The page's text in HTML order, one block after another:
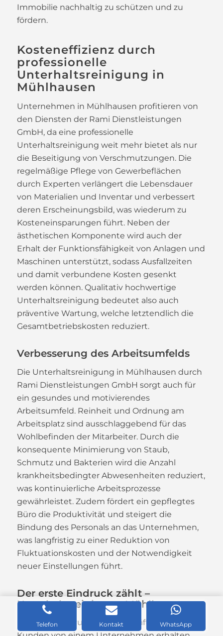
Immobilie nachhaltig zu schützen und zu
fördern.
Kosteneffizienz durch
professionelle
Unterhaltsreinigung in
Mühlhausen
Unternehmen in Mühlhausen profitieren von
den Diensten der Rami Dienstleistungen
GmbH, da eine professionelle
Unterhaltsreinigung weit mehr bietet als nur
die Beseitigung von Verschmutzungen. Die
regelmäßige Pflege von Gewerbeflächen
durch Experten verlängert die Lebensdauer
von Materialien und Inventar und verbessert
deren Erscheinungsbild, was wiederum zu
Kosteneinsparungen führt. Neben der
ästhetischen Komponente wird auch der
Erhalt der Funktionsfähigkeit von Anlagen und
Maschinen unterstützt, sodass Ausfallzeiten
und damit verbundene Kosten gesenkt
werden können. Qualitativ hochwertige
Unterhaltsreinigung bedeutet also auch
präventive Wartung, welche letztendlich die
Gesamtbetriebskosten reduziert.
Verbesserung des Arbeitsumfelds
Die Unterhaltsreinigung in Mühlhausen durch
Rami Dienstleistungen GmbH sorgt auch für
ein gesundes und motivierendes
Arbeitsumfeld. Reinheit und Ordnung am
Arbeitsplatz sind ausschlaggebend für das
Wohlbefinden der Mitarbeiter. Durch die
konsequente Minimierung von Staub,
Schmutz und Bakterien wird die Anzahl
krankheitsbedingter Abwesenheiten reduziert,
was kontinuierliche Arbeitsprozesse
gewährleistet. Zudem fördert ein gepflegtes
Büro die Produktivität und steigert die
Bindung des Personals an das Unternehmen,
was langfristig zu einer Reduktion von
Fluktuationskosten und der Notwendigkeit
neuer Einstellungen führt.
Der erste Eindruck zählt –
Unterhaltsreinigung Mühlhausen
Der erste Eindruck, den Geschäftspartner und
Telefon Kontakt WhatsApp